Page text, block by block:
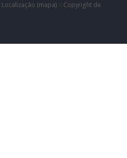
Localização (mapa) :: Copyright de